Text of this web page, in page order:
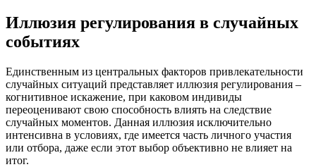
Иллюзия регулирования в случайных
событиях
Единственным из центральных факторов привлекательности
случайных ситуаций представляет иллюзия регулирования –
когнитивное искажение, при каковом индивиды
переоценивают свою способность влиять на следствие
случайных моментов. Данная иллюзия исключительно
интенсивна в условиях, где имеется часть личного участия
или отбора, даже если этот выбор объективно не влияет на
итог.